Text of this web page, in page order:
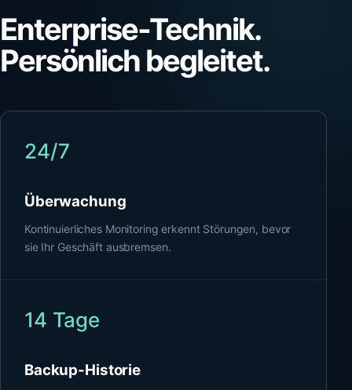
Enterprise-Technik.
Persönlich begleitet.
24/7
Überwachung
Kontinuierliches Monitoring erkennt Störungen, bevor
sie Ihr Geschäft ausbremsen.
14 Tage
Backup-Historie